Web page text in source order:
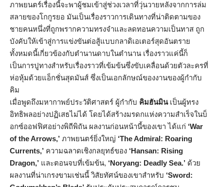
ภาพยนตร์เรื่องนี้จะพาผู้ชมเข้าสู่ช่วงเวลาที่วุ่นวายหลังจากการล่ม
สลายของโกกูรยอ มันเป็นเรื่องราวการเดินทางที่น่าติดตามของ
ชายคนหนึ่งที่ถูกพรากความทรงจำและลดทอนความเป็นทาส ถูก
บังคับให้เข้าสู่การแข่งขันต่อสู้แบบกลาดิเอเตอร์สุดอันตราย
ทั้งหมดนี้เกี่ยวข้องกับตำนานดาบในตำนาน เรื่องราวแค่นี้ก็
เป็นการปูทางสำหรับเรื่องราวที่เข้มข้นซึ่งขับเคลื่อนด้วยตัวละครที่
ห่อหุ้มด้วยแอ็กชั่นสุดมันส์ ซึ่งเป็นเอกลักษณ์ของงานของผู้กำกับ
คิม
เมื่อพูดถึงมหากาพย์ประวัติศาสตร์ ผู้กำกับ คิมฮันมินเป็นผู้ทรง
อิทธิพลอย่างปฏิเสธไม่ได้ โดยได้สร้างมรดกแห่งความสำเร็จในบ็
อกซ์ออฟฟิศอย่างพิถีพิถัน ผลงานก่อนหน้านี้ของเขา ได้แก่ ‘War
of the Arrows,’ ภาพยนตร์ยิ่งใหญ่ ‘The Admiral: Roaring
Currents,’ ความฉลาดเชิงกลยุทธ์ของ ‘Hansan: Rising
Dragon,’ และตอนจบที่เข้มข้น, ‘Noryang: Deadly Sea.’ ด้วย
ผลงานที่น่าเกรงขามเช่นนี้ วิสัยทัศน์ของเขาสำหรับ ‘Sword: